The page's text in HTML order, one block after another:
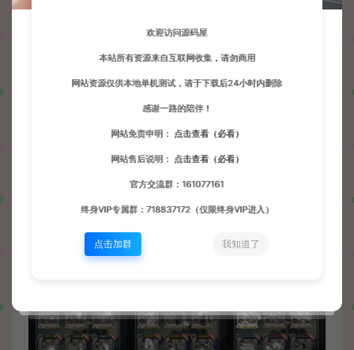
欢迎访问源码屋
本站所有资源来自互联网收集，请勿商用
网站资源仅供本地单机测试，请于下载后24小时内删除
感谢一路的陪伴！
网站免责申明： 点击查看（必看）
网站售后说明： 点击查看（必看）
官方交流群：161077161
终身VIP专属群：718837172（仅限终身VIP进入）
点击加群 我知道了